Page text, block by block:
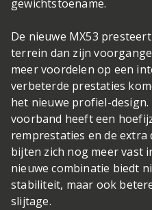
gewichtstoename.
De nieuwe MX53
terrein dan zijn
meer voordelen op een
verbeterde prestaties
het nieuwe profiel-
voorband heeft een
remprestaties en de
bijten zich nog meer vast
nieuwe combinatie biedt
stabiliteit, maar ook
slijtage.